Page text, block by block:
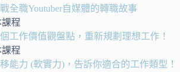
全職Youtuber自媒體的轉職故事
程
工作價值觀盤點，重新規劃理想工作！
程
能力 (軟實力)，告訴你適合的工作類型！